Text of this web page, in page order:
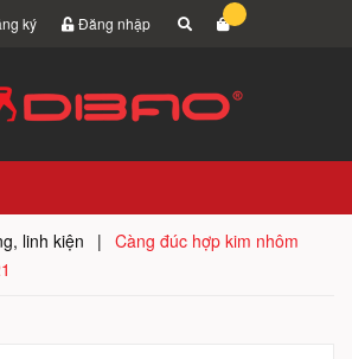
ký Đăng nhập
linh kiện | Càng đúc hợp kim nhôm